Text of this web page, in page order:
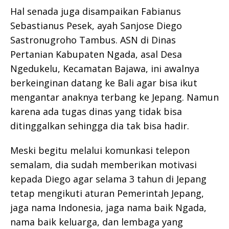
Hal senada juga disampaikan Fabianus
Sebastianus Pesek, ayah Sanjose Diego
Sastronugroho Tambus. ASN di Dinas
Pertanian Kabupaten Ngada, asal Desa
Ngedukelu, Kecamatan Bajawa, ini awalnya
berkeinginan datang ke Bali agar bisa ikut
mengantar anaknya terbang ke Jepang. Namun
karena ada tugas dinas yang tidak bisa
ditinggalkan sehingga dia tak bisa hadir.
Meski begitu melalui komunkasi telepon
semalam, dia sudah memberikan motivasi
kepada Diego agar selama 3 tahun di Jepang
tetap mengikuti aturan Pemerintah Jepang,
jaga nama Indonesia, jaga nama baik Ngada,
nama baik keluarga, dan lembaga yang